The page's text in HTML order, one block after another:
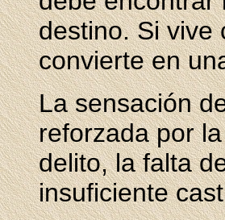
destino. Si vive
convierte en
La sensación
reforzada por
delito, la falta
insuficiente